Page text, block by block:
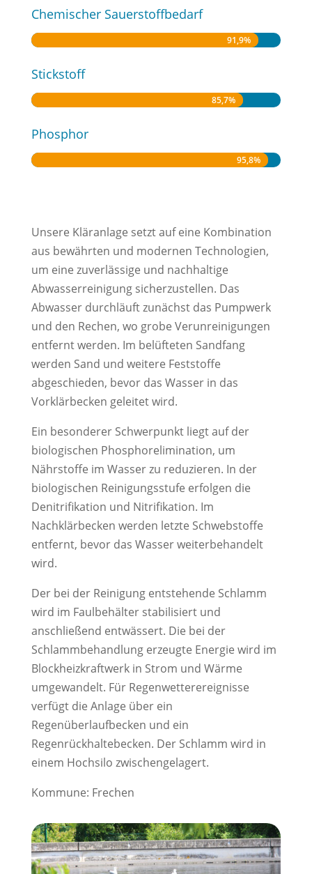
Chemischer Sauerstoffbedarf
91,9%
91,9%
Stickstoff
85,7%
85,7%
Phosphor
95,8%
95,8%
Unsere Kläranlage setzt auf eine Kombination
aus bewährten und modernen Technologien,
um eine zuverlässige und nachhaltige
Abwasserreinigung sicherzustellen. Das
Abwasser durchläuft zunächst das Pumpwerk
und den Rechen, wo grobe Verunreinigungen
entfernt werden. Im belüfteten Sandfang
werden Sand und weitere Feststoffe
abgeschieden, bevor das Wasser in das
Vorklärbecken geleitet wird.
Ein besonderer Schwerpunkt liegt auf der
biologischen Phosphorelimination, um
Nährstoffe im Wasser zu reduzieren. In der
biologischen Reinigungsstufe erfolgen die
Denitrifikation und Nitrifikation. Im
Nachklärbecken werden letzte Schwebstoffe
entfernt, bevor das Wasser weiterbehandelt
wird.
Der bei der Reinigung entstehende Schlamm
wird im Faulbehälter stabilisiert und
anschließend entwässert. Die bei der
Schlammbehandlung erzeugte Energie wird im
Blockheizkraftwerk in Strom und Wärme
umgewandelt. Für Regenwetterereignisse
verfügt die Anlage über ein
Regenüberlaufbecken und ein
Regenrückhaltebecken. Der Schlamm wird in
einem Hochsilo zwischengelagert.
Kommune: Frechen